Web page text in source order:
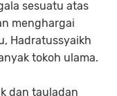
sesuatu atas
menghargai
Hadratussyaikh
tokoh ulama.
dan tauladan